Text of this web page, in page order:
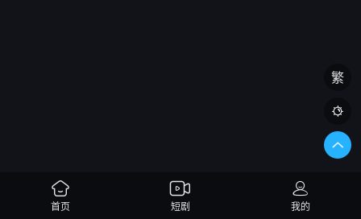
繁

首页 短剧 我的